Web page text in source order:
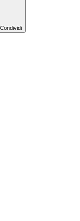
Condividi